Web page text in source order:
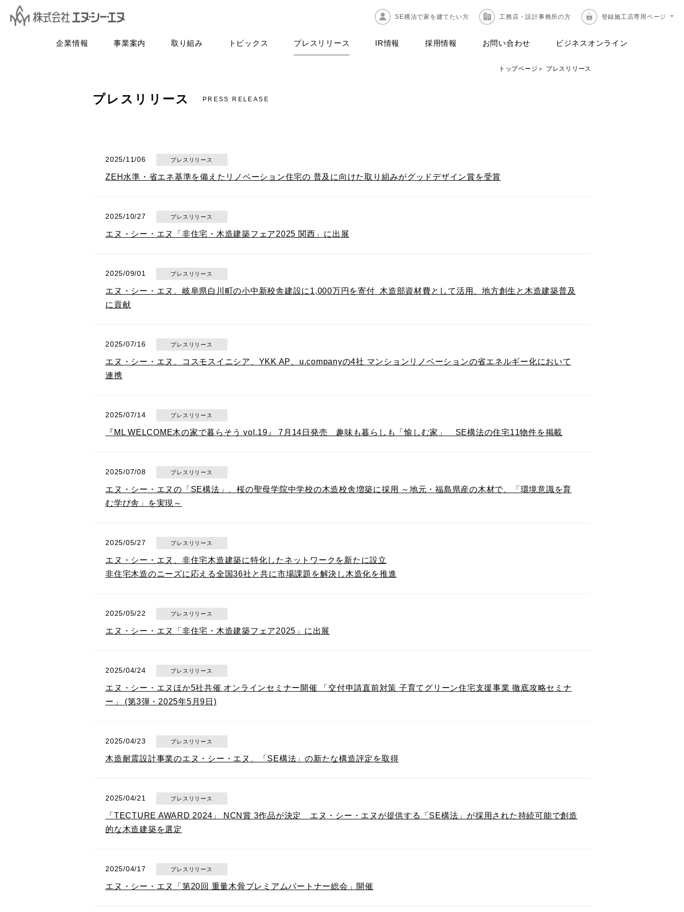
企業情報 事業案内 取り組み トピックス プレスリリース IR情報 採用情報 お問い合わせ ビジネスオンライン
SE構法で家を建てたい方 工務店・設計事務所の方 登録施工店専用ページ
トップページ プレスリリース
プレスリリース PRESS RELEASE
2025/11/06 プレスリリース
ZEH水準・省エネ基準を備えたリノベーション住宅の 普及に向けた取り組みがグッドデザイン賞を受賞
2025/10/27 プレスリリース
エヌ・シー・エヌ「非住宅・木造建築フェア2025 関西」に出展
2025/09/01 プレスリリース
エヌ・シー・エヌ、岐阜県白川町の小中新校舎建設に1,000万円を寄付 木造部資材費として活用、地方創生と木造建築普及
に貢献
2025/07/16 プレスリリース
エヌ・シー・エヌ、コスモスイニシア、YKK AP、u.companyの4社 マンションリノベーションの省エネルギー化において
連携
2025/07/14 プレスリリース
『ML WELCOME木の家で暮らそう vol.19』 7月14日発売 趣味も暮らしも「愉しむ家」 SE構法の住宅11物件を掲載
2025/07/08 プレスリリース
エヌ・シー・エヌの「SE構法」、桜の聖母学院中学校の木造校舎増築に採用 ～地元・福島県産の木材で、「環境意識を育
む学び舎」を実現～
2025/05/27 プレスリリース
エヌ・シー・エヌ、非住宅木造建築に特化したネットワークを新たに設立
非住宅木造のニーズに応える全国36社と共に市場課題を解決し木造化を推進
2025/05/22 プレスリリース
エヌ・シー・エヌ「非住宅・木造建築フェア2025」に出展
2025/04/24 プレスリリース
エヌ・シー・エヌほか5社共催 オンラインセミナー開催 「交付申請直前対策 子育てグリーン住宅支援事業 徹底攻略セミナ
ー」 (第3弾・2025年5月9日)
2025/04/23 プレスリリース
木造耐震設計事業のエヌ・シー・エヌ、「SE構法」の新たな構造評定を取得
2025/04/21 プレスリリース
「TECTURE AWARD 2024」 NCN賞 3作品が決定 エヌ・シー・エヌが提供する「SE構法」が採用された持続可能で創造
的な木造建築を選定
2025/04/17 プレスリリース
エヌ・シー・エヌ「第20回 重量木骨プレミアムパートナー総会」開催